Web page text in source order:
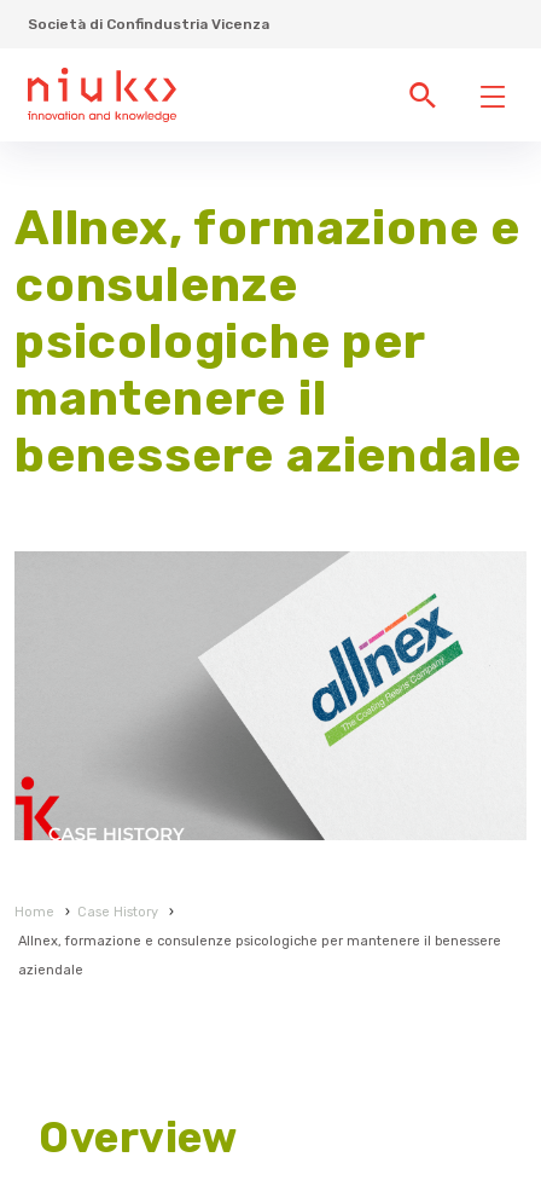
Società di Confindustria Vicenza
Allnex, formazione e
consulenze
psicologiche per
mantenere il
benessere aziendale
Home › Case History
›
Allnex, formazione e consulenze psicologiche per mantenere il benessere
aziendale
Overview